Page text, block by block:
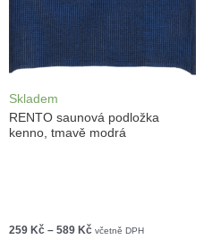
Skladem
RENTO saunová podložka
kenno, tmavě modrá
259 Kč – 589 Kč včetně DPH